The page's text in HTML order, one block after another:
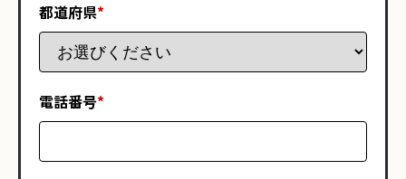
都道府県*
電話番号*